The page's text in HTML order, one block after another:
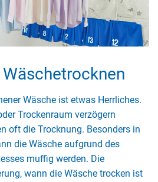
Wäsche ist etwas Herrliches.
Trockenraum verzögern
oft die Trocknung. Besonders in
die Wäsche aufgrund des
muffig werden. Die
wann die Wäsche trocken ist